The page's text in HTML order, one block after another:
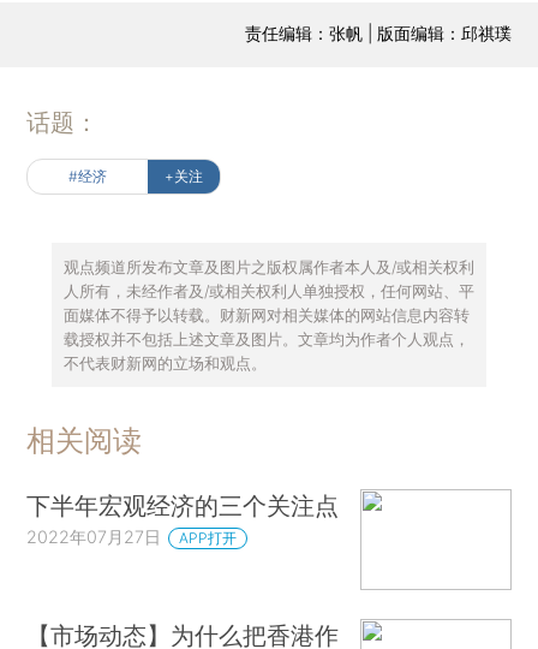
责任编辑：张帆 | 版面编辑：邱祺璞
话题：
#经济 +关注
观点频道所发布文章及图片之版权属作者本人及/或相关权利
人所有，未经作者及/或相关权利人单独授权，任何网站、平
面媒体不得予以转载。财新网对相关媒体的网站信息内容转
载授权并不包括上述文章及图片。文章均为作者个人观点，
不代表财新网的立场和观点。
相关阅读
下半年宏观经济的三个关注点
2022年07月27日 APP打开
【市场动态】为什么把香港作